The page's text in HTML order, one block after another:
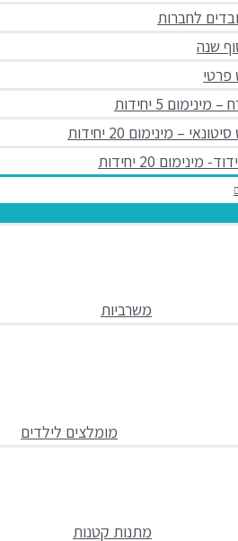
לחברות
שנה
פרטי
5 יחידות
– מינימום 20 יחידות
מינימום 20 יחידות
משרביות
מומלצים לילדים
מתנות קטנות